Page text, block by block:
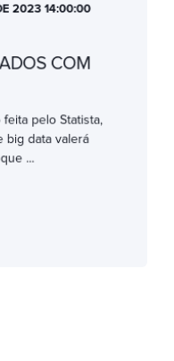
2023 14:00:00
COM
pelo Statista,
big data valerá
...